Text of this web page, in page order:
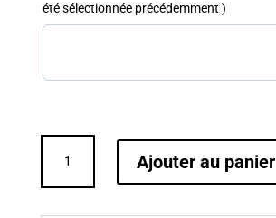
été sélectionnée précédemment )
Ajouter au panier